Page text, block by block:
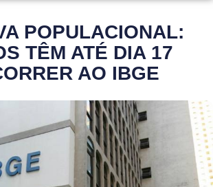
POPULACIONAL:
TÊM ATÉ DIA 17
AO IBGE